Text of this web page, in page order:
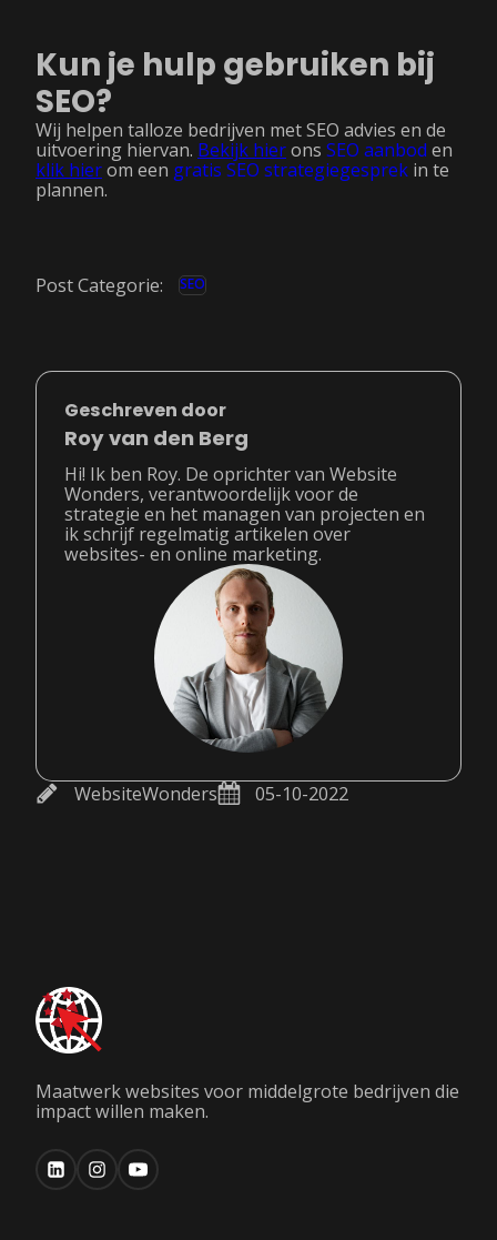
WebsiteWonders 05-10-2022
Kun je hulp gebruiken bij
SEO?
Wij helpen talloze bedrijven met SEO advies en de
uitvoering hiervan. Bekijk hierons SEO aanbod en
klik hierom een gratis SEO strategiegesprek in te
plannen.
Post Categorie: SEO
Geschreven door
Roy van den Berg
Hi! Ik ben Roy. De oprichter van Website
Wonders, verantwoordelijk voor de
strategie en het managen van projecten en
ik schrijf regelmatig artikelen over
websites- en online marketing.
Maatwerk websites voor middelgrote bedrijven die
impact willen maken.